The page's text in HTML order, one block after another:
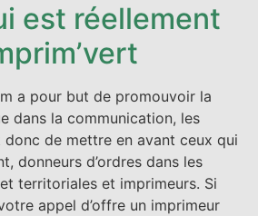
est réellement
a pour but de promouvoir la
dans la communication, les
donc de mettre en avant ceux qui
donneurs d’ordres dans les
territoriales et imprimeurs. Si
appel d’offre un imprimeur